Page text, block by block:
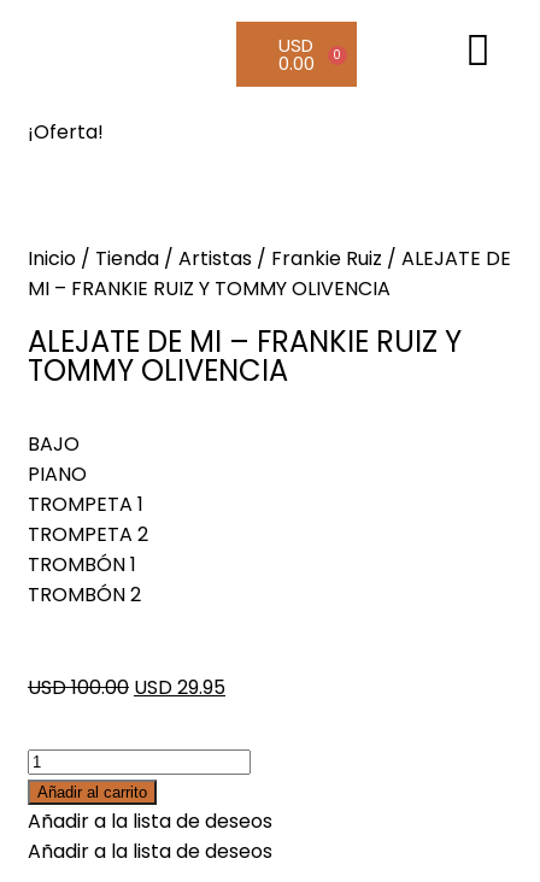
USD
0.00 0
¡Oferta!
Inicio / Tienda / Artistas / Frankie Ruiz / ALEJATE DE
MI – FRANKIE RUIZ Y TOMMY OLIVENCIA
ALEJATE DE MI – FRANKIE RUIZ Y
TOMMY OLIVENCIA
BAJO
PIANO
TROMPETA 1
TROMPETA 2
TROMBÓN 1
TROMBÓN 2
USD 100.00 USD 29.95
Añadir al carrito
Añadir a la lista de deseos
Añadir a la lista de deseos